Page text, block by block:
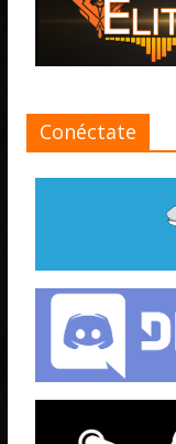
Conéctate